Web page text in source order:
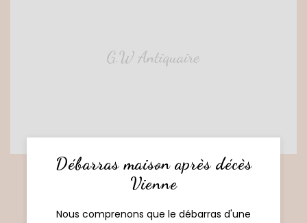
Débarras maison après décès
Vienne
Nous comprenons que le débarras d'une